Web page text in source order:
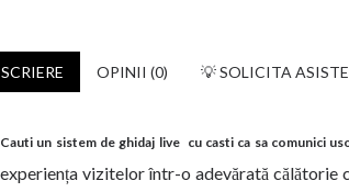
OPINII (0) 💡 SOLICITA
Cauti un sistem de ghidaj live cu casti ca sa comunici
experiența vizitelor într-o adevărată